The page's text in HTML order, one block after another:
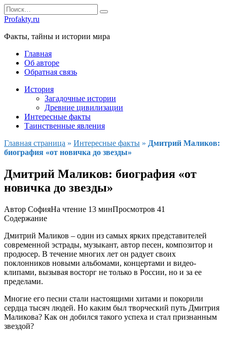
Перейти
к
содержанию
Search
for:
Profakty.ru
Факты, тайны и истории мира
Главная
Об авторе
Обратная связь
История
Загадочные истории
Древние цивилизации
Интересные факты
Таинственные явления
Главная страница » Интересные факты » Дмитрий Маликов:
биография «от новичка до звезды»
Дмитрий Маликов: биография «от
новичка до звезды»
Автор СофияНа чтение 13 минПросмотров 41
Содержание
Дмитрий Маликов – один из самых ярких представителей
современной эстрады, музыкант, автор песен, композитор и
продюсер. В течение многих лет он радует своих
поклонников новыми альбомами, концертами и видео-
клипами, вызывая восторг не только в России, но и за ее
пределами.
Многие его песни стали настоящими хитами и покорили
сердца тысяч людей. Но каким был творческий путь Дмитрия
Маликова? Как он добился такого успеха и стал признанным
звездой?